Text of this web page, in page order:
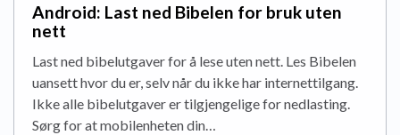
Android: Last ned Bibelen for bruk uten
nett
Last ned bibelutgaver for å lese uten nett. Les Bibelen
uansett hvor du er, selv når du ikke har internettilgang.
Ikke alle bibelutgaver er tilgjengelige for nedlasting.
Sørg for at mobilenheten din…